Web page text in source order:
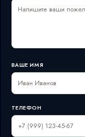
ВАШЕ ИМЯ
ТЕЛЕФОН